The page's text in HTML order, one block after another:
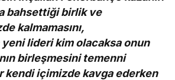
bahsettiği birlik ve
kalmamasını,
yeni lideri kim olacaksa onun
birleşmesini temenni
kendi içimizde kavga ederken